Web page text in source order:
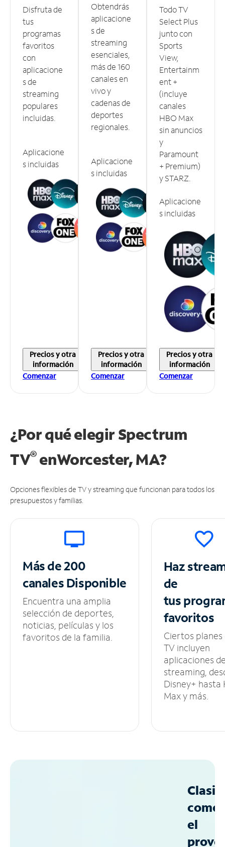
Disfruta de
tus
programas
favoritos
con
aplicacione
s de
streaming
populares
incluidas.
Aplicacione
s incluidas
Precios y otra
información
Comenzar
Obtendrás
aplicacione
s de
streaming
esenciales,
más de 160
canales en
vivo y
cadenas de
deportes
regionales.
Aplicacione
s incluidas
Precios y otra
información
Comenzar
Todo TV
Select Plus
junto con
Sports
View,
Entertainm
ent +
(incluye
canales
HBO Max
sin anuncios
y
Paramount
+ Premium)
y STARZ.
Aplicacione
s incluidas
Precios y otra
información
Comenzar
¿Por qué elegir Spectrum
TV®enWorcester, MA?
Opciones flexibles de TV y streaming que funcionan para todos los
presupuestos y familias.
Más de 200
canalesDisponible
Encuentra una amplia
selección de deportes,
noticias, películas y los
favoritos de la familia.
Haz
de
tus
favoritos
Ciertos planes
TV incluyen
aplicaciones
streaming,
Disney+ hasta
Max y más.
como
el